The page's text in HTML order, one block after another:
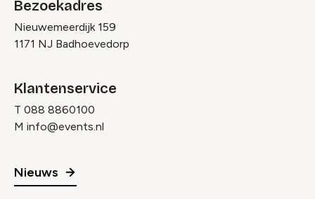
Bezoekadres
Nieuwemeerdijk 159
1171 NJ Badhoevedorp
Klantenservice
T 088 8860100
M info@events.nl
Nieuws